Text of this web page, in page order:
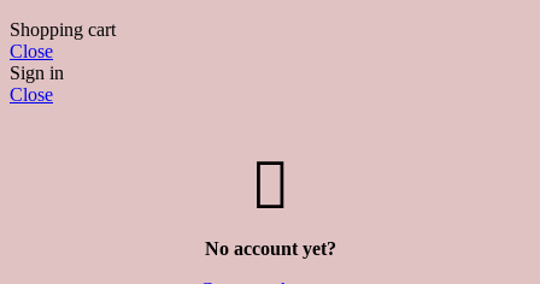
Shopping cart
Close
Sign in
Close
No account yet?